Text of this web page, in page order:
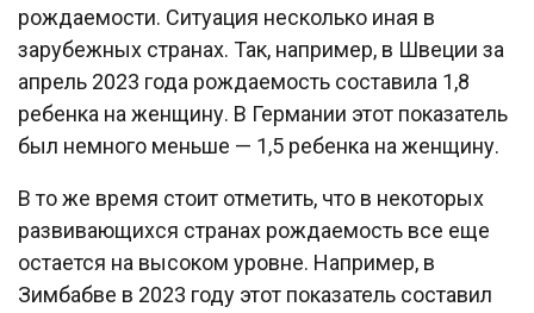
рождаемости. Ситуация несколько иная в
зарубежных странах. Так, например, в Швеции за
апрель 2023 года рождаемость составила 1,8
ребенка на женщину. В Германии этот показатель
был немного меньше — 1,5 ребенка на женщину.
В то же время стоит отметить, что в некоторых
развивающихся странах рождаемость все еще
остается на высоком уровне. Например, в
Зимбабве в 2023 году этот показатель составил